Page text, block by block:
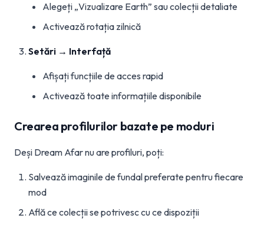
Alegeți „Vizualizare Earth” sau colecții detaliate
Activează rotația zilnică
Setări → Interfață
Afișați funcțiile de acces rapid
Activează toate informațiile disponibile
Crearea profilurilor bazate pe moduri
Deși Dream Afar nu are profiluri, poți:
Salvează imaginile de fundal preferate pentru fiecare
mod
Află ce colecții se potrivesc cu ce dispoziții